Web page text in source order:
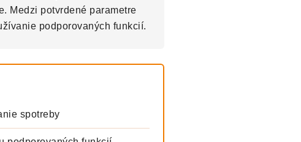
Medzi potvrdené parametre
podporovaných funkcií.
spotreby